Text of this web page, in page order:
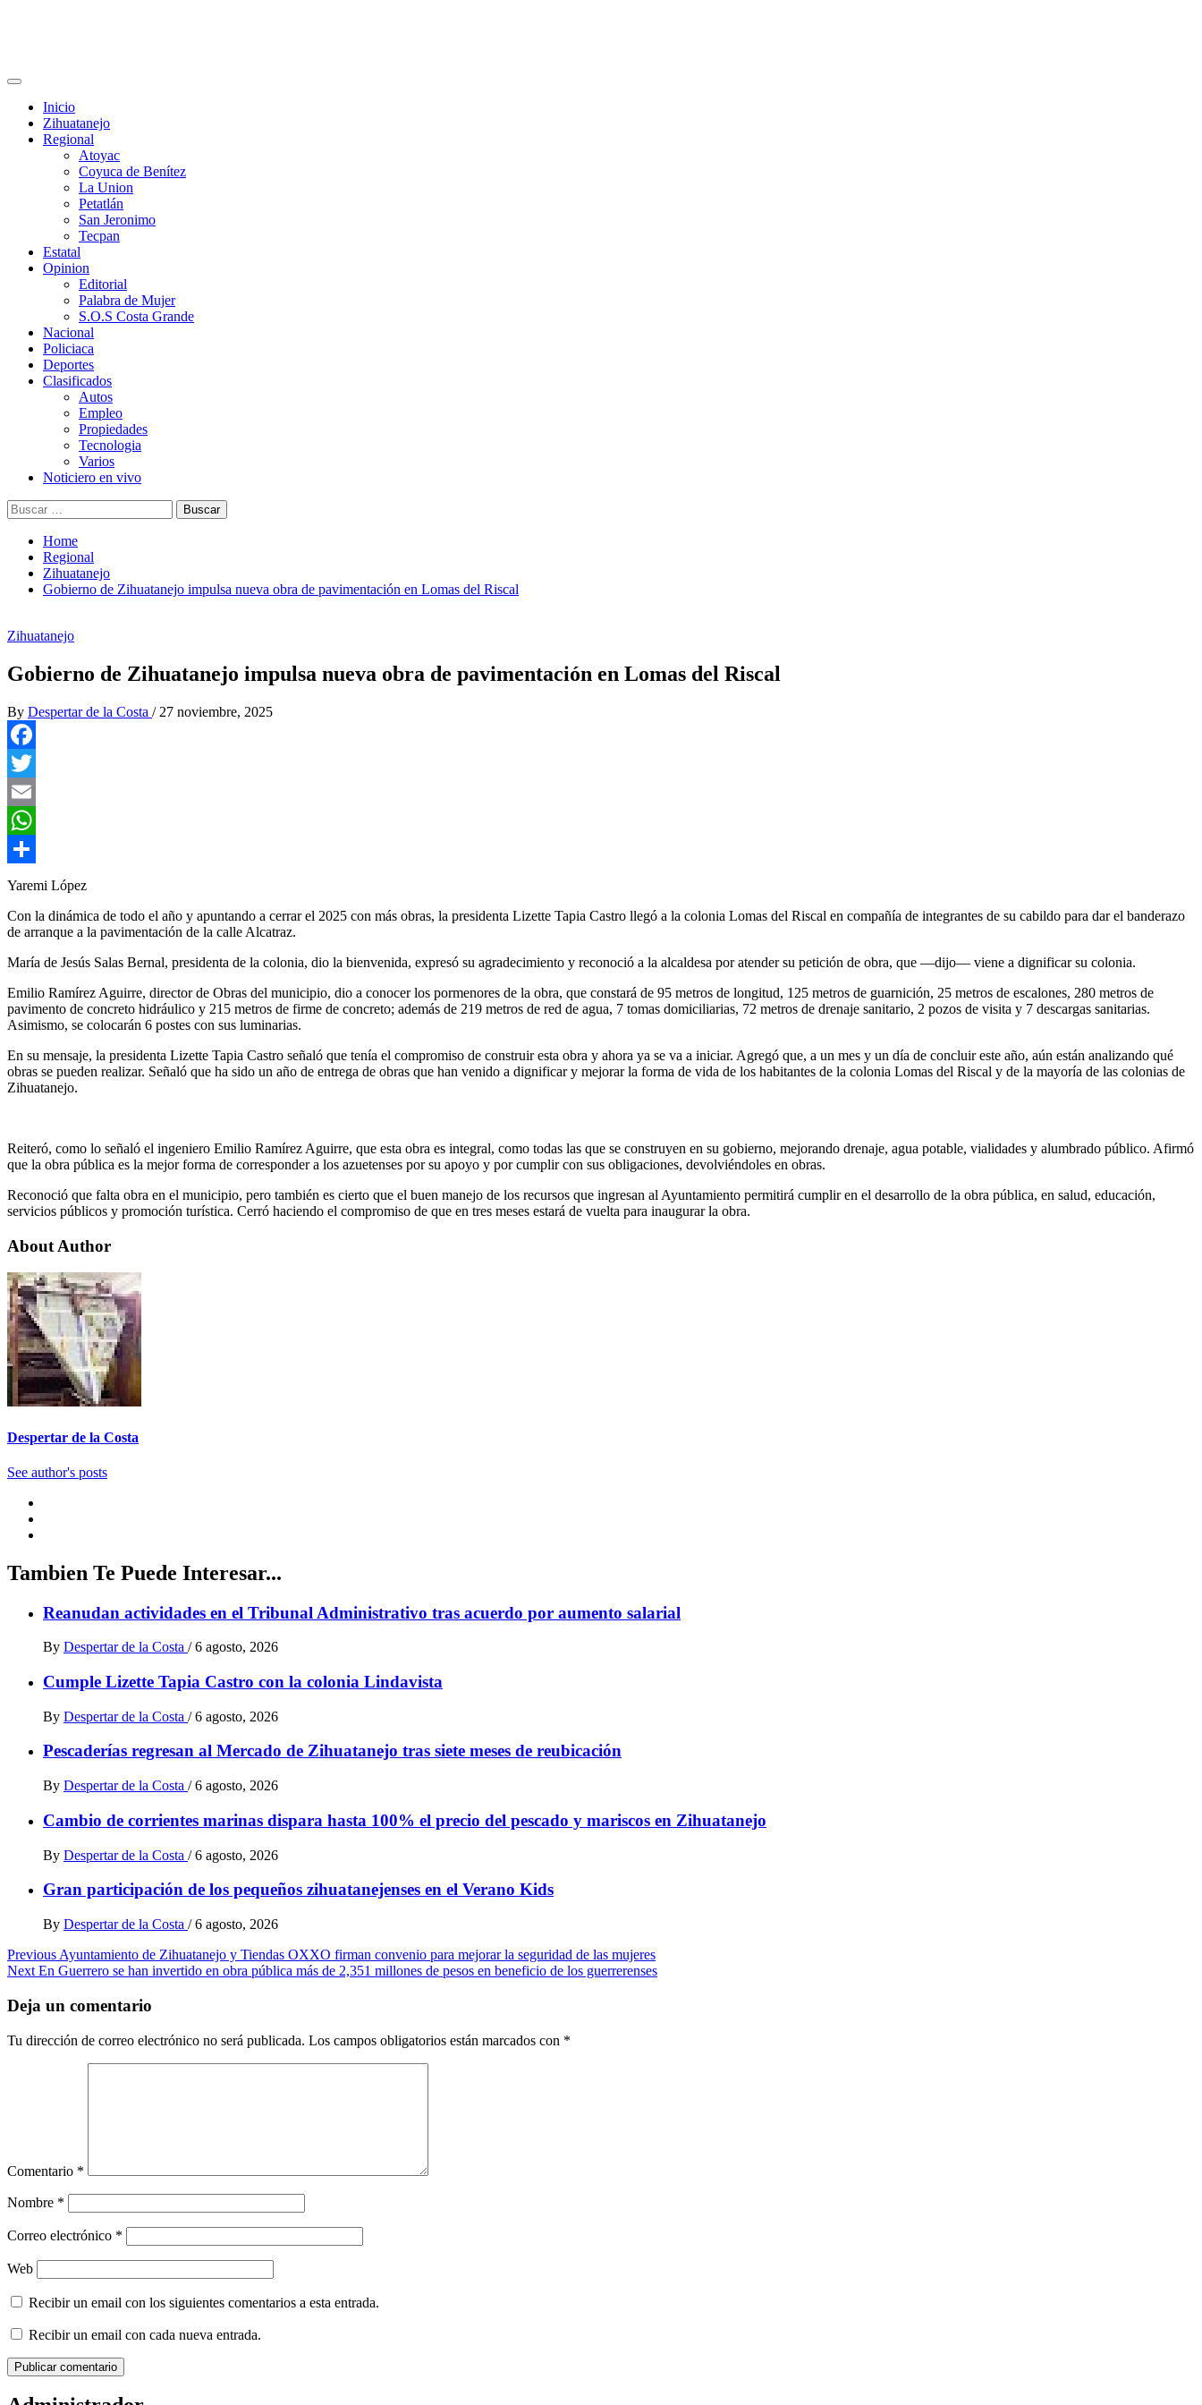
Primary
Inicio
Zihuatanejo
Regional
Atoyac
Coyuca de Benítez
La Union
Petatlán
San Jeronimo
Tecpan
Estatal
Opinion
Editorial
Palabra de Mujer
S.O.S Costa Grande
Nacional
Policiaca
Deportes
Clasificados
Autos
Empleo
Propiedades
Tecnologia
Varios
Noticiero en vivo
Buscar:
Home
Regional
Zihuatanejo
Gobierno de Zihuatanejo impulsa nueva obra de pavimentación en Lomas del Riscal
Zihuatanejo
Gobierno de Zihuatanejo impulsa nueva obra de pavimentación en Lomas del Riscal
By Despertar de la Costa / 27 noviembre, 2025
Facebook
Twitter
Email
WhatsApp
Compartir
Yaremi López
Con la dinámica de todo el año y apuntando a cerrar el 2025 con más obras, la presidenta Lizette Tapia Castro llegó a la colonia Lomas del Riscal en compañía de integrantes de su cabildo para dar el banderazo
de arranque a la pavimentación de la calle Alcatraz.
María de Jesús Salas Bernal, presidenta de la colonia, dio la bienvenida, expresó su agradecimiento y reconoció a la alcaldesa por atender su petición de obra, que —dijo— viene a dignificar su colonia.
Emilio Ramírez Aguirre, director de Obras del municipio, dio a conocer los pormenores de la obra, que constará de 95 metros de longitud, 125 metros de guarnición, 25 metros de escalones, 280 metros de
pavimento de concreto hidráulico y 215 metros de firme de concreto; además de 219 metros de red de agua, 7 tomas domiciliarias, 72 metros de drenaje sanitario, 2 pozos de visita y 7 descargas sanitarias.
Asimismo, se colocarán 6 postes con sus luminarias.
En su mensaje, la presidenta Lizette Tapia Castro señaló que tenía el compromiso de construir esta obra y ahora ya se va a iniciar. Agregó que, a un mes y un día de concluir este año, aún están analizando qué
obras se pueden realizar. Señaló que ha sido un año de entrega de obras que han venido a dignificar y mejorar la forma de vida de los habitantes de la colonia Lomas del Riscal y de la mayoría de las colonias de
Zihuatanejo.
Reiteró, como lo señaló el ingeniero Emilio Ramírez Aguirre, que esta obra es integral, como todas las que se construyen en su gobierno, mejorando drenaje, agua potable, vialidades y alumbrado público. Afirmó
que la obra pública es la mejor forma de corresponder a los azuetenses por su apoyo y por cumplir con sus obligaciones, devolviéndoles en obras.
Reconoció que falta obra en el municipio, pero también es cierto que el buen manejo de los recursos que ingresan al Ayuntamiento permitirá cumplir en el desarrollo de la obra pública, en salud, educación,
servicios públicos y promoción turística. Cerró haciendo el compromiso de que en tres meses estará de vuelta para inaugurar la obra.
About Author
Despertar de la Costa
See author's posts
Tambien Te Puede Interesar...
Reanudan actividades en el Tribunal Administrativo tras acuerdo por aumento salarial
By Despertar de la Costa / 6 agosto, 2026
Cumple Lizette Tapia Castro con la colonia Lindavista
By Despertar de la Costa / 6 agosto, 2026
Pescaderías regresan al Mercado de Zihuatanejo tras siete meses de reubicación
By Despertar de la Costa / 6 agosto, 2026
Cambio de corrientes marinas dispara hasta 100% el precio del pescado y mariscos en Zihuatanejo
By Despertar de la Costa / 6 agosto, 2026
Gran participación de los pequeños zihuatanejenses en el Verano Kids
By Despertar de la Costa / 6 agosto, 2026
Post
navigation
Previous Ayuntamiento de Zihuatanejo y Tiendas OXXO firman convenio para mejorar la seguridad de las mujeres
Next En Guerrero se han invertido en obra pública más de 2,351 millones de pesos en beneficio de los guerrerenses
Deja un comentario
Tu dirección de correo electrónico no será publicada. Los campos obligatorios están marcados con *
Comentario *
Nombre *
Correo electrónico *
Web
Recibir un email con los siguientes comentarios a esta entrada.
Recibir un email con cada nueva entrada.